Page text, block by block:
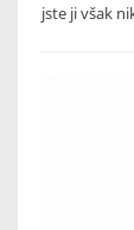
jste ji však